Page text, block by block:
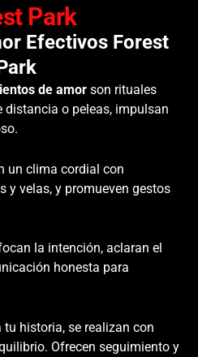
Park
Efectivos Forest
de amor son rituales
distancia o peleas, impulsan
un clima cordial con
y velas, y promueven gestos
la intención, aclaran el
honesta para
historia, se realizan con
Ofrecen seguimiento y